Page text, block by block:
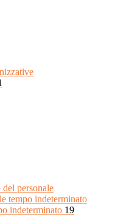
personale
tempo indeterminato
indeterminato 19